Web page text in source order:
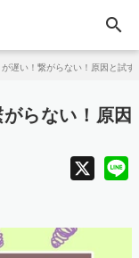
search
遅い！繋がらない！原因と試す
らない！原因
X